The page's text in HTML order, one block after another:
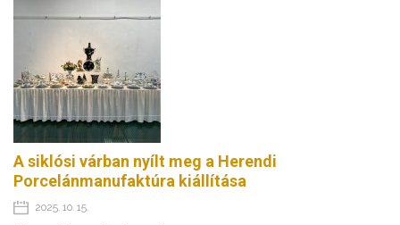
A siklósi várban nyílt meg a Herendi
Porcelánmanufaktúra kiállítása
2025. 10. 15.